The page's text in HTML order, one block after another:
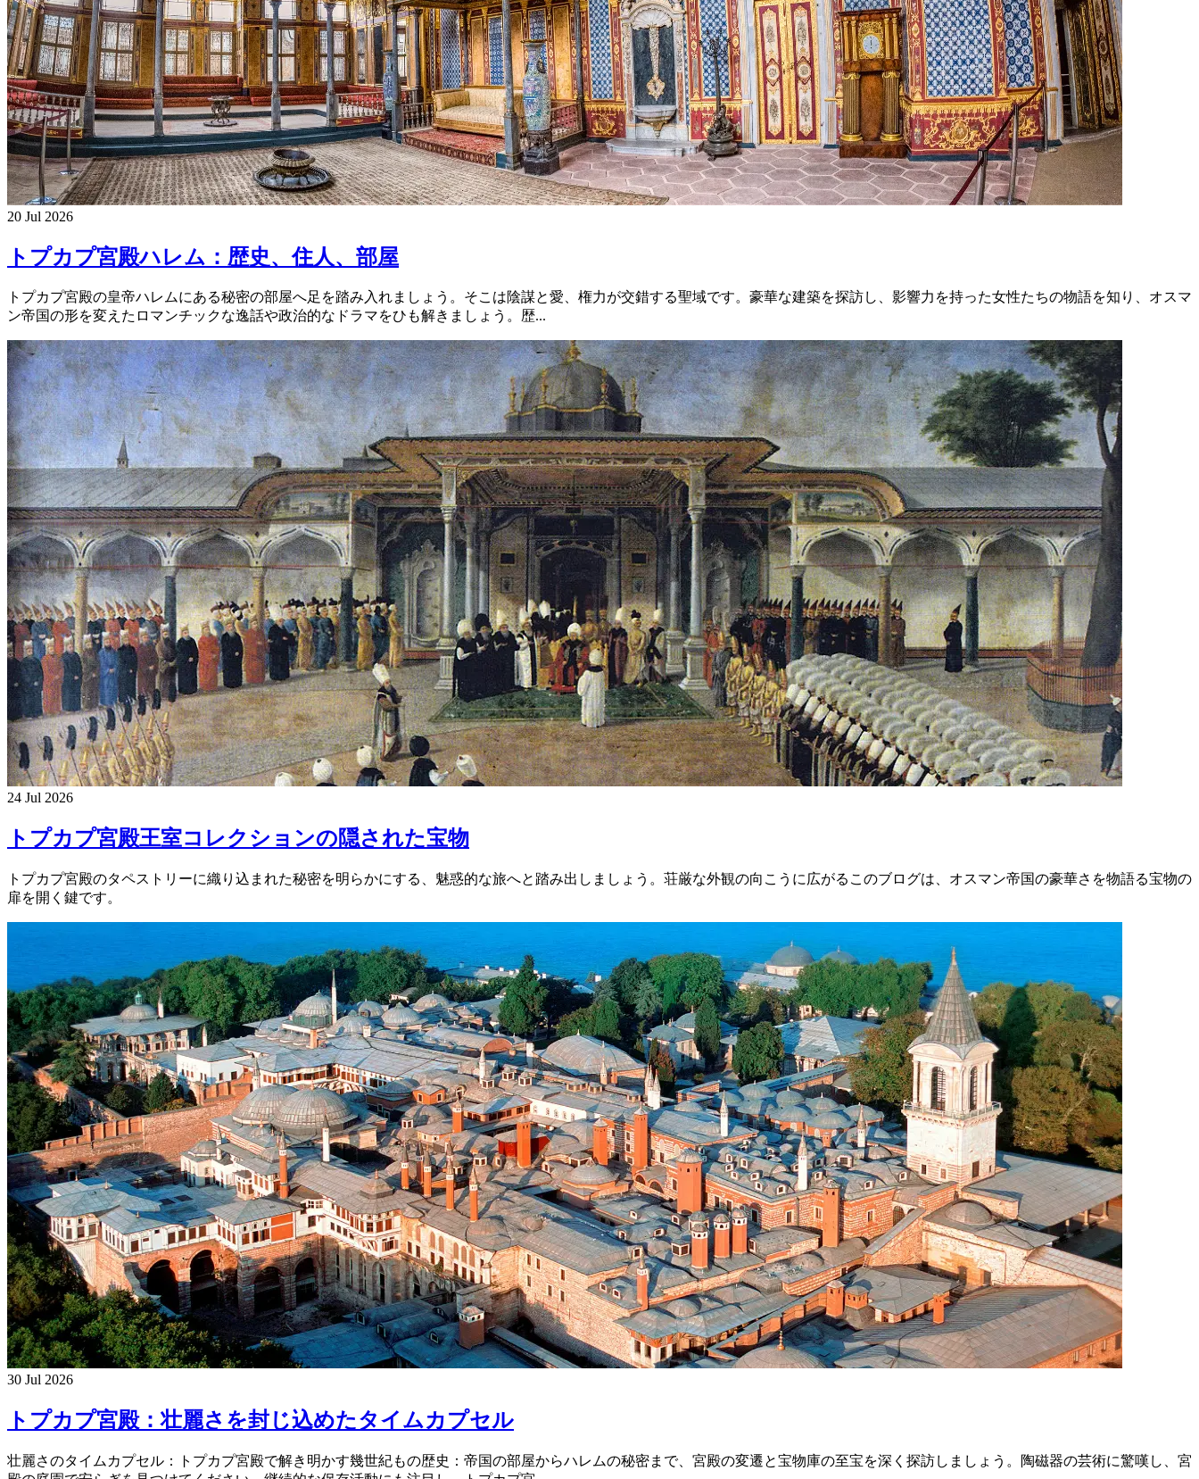
20 Jul 2026
トプカプ宮殿ハレム：歴史、住人、部屋
トプカプ宮殿の皇帝ハレムにある秘密の部屋へ足を踏み入れましょう。そこは陰謀と愛、権力が交錯する聖域です。豪華な建築を探訪し、影響力を持った女性たちの物語を知り、オスマ
ン帝国の形を変えたロマンチックな逸話や政治的なドラマをひも解きましょう。歴...
24 Jul 2026
トプカプ宮殿王室コレクションの隠された宝物
トプカプ宮殿のタペストリーに織り込まれた秘密を明らかにする、魅惑的な旅へと踏み出しましょう。荘厳な外観の向こうに広がるこのブログは、オスマン帝国の豪華さを物語る宝物の
扉を開く鍵です。
30 Jul 2026
トプカプ宮殿：壮麗さを封じ込めたタイムカプセル
壮麗さのタイムカプセル：トプカプ宮殿で解き明かす幾世紀もの歴史：帝国の部屋からハレムの秘密まで、宮殿の変遷と宝物庫の至宝を深く探訪しましょう。陶磁器の芸術に驚嘆し、宮